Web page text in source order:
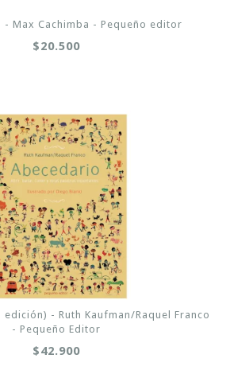
Max Cachimba - Pequeño editor
$20.500
- Ruth Kaufman/Raquel Franco
- Pequeño Editor
$42.900